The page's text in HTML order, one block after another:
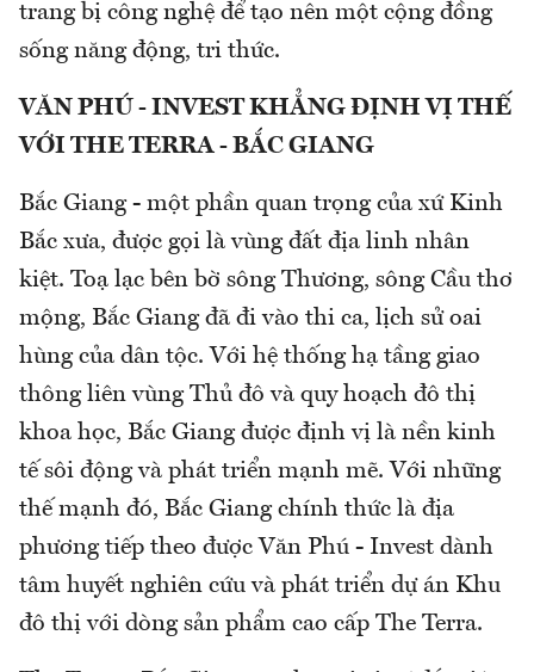
trang bị công nghệ để tạo nên một cộng đồng
sống năng động, tri thức.
VĂN PHÚ - INVEST KHẲNG ĐỊNH VỊ THẾ
VỚI THE TERRA - BẮC GIANG
Bắc Giang - một phần quan trọng của xứ Kinh
Bắc xưa, được gọi là vùng đất địa linh nhân
kiệt. Toạ lạc bên bờ sông Thương, sông Cầu thơ
mộng, Bắc Giang đã đi vào thi ca, lịch sử oai
hùng của dân tộc. Với hệ thống hạ tầng giao
thông liên vùng Thủ đô và quy hoạch đô thị
khoa học, Bắc Giang được định vị là nền kinh
tế sôi động và phát triển mạnh mẽ. Với những
thế mạnh đó, Bắc Giang chính thức là địa
phương tiếp theo được Văn Phú - Invest dành
tâm huyết nghiên cứu và phát triển dự án Khu
đô thị với dòng sản phẩm cao cấp The Terra.